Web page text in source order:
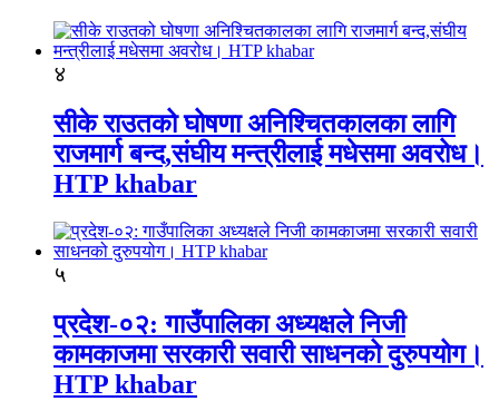
४
सीके राउतको घोषणा अनिश्चितकालका लागि
राजमार्ग बन्द,संघीय मन्त्रीलाई मधेसमा अवरोध।
HTP khabar
५
प्रदेश-०२: गाउँपालिका अध्यक्षले निजी
कामकाजमा सरकारी सवारी साधनको दुरुपयोग।
HTP khabar